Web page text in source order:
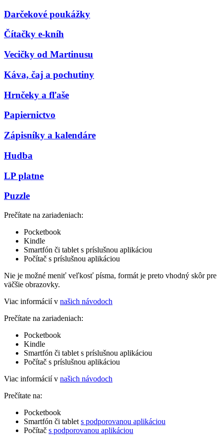
Darčekové poukážky
Čítačky e-kníh
Vecičky od Martinusu
Káva, čaj a pochutiny
Hrnčeky a fľaše
Papiernictvo
Zápisníky a kalendáre
Hudba
LP platne
Puzzle
Prečítate na zariadeniach:
Pocketbook
Kindle
Smartfón či tablet s príslušnou aplikáciou
Počítač s príslušnou aplikáciou
Nie je možné meniť veľkosť písma, formát je preto vhodný skôr pre
väčšie obrazovky.
Viac informácií v našich návodoch
Prečítate na zariadeniach:
Pocketbook
Kindle
Smartfón či tablet s príslušnou aplikáciou
Počítač s príslušnou aplikáciou
Viac informácií v našich návodoch
Prečítate na:
Pocketbook
Smartfón či tablet s podporovanou aplikáciou
Počítač s podporovanou aplikáciou